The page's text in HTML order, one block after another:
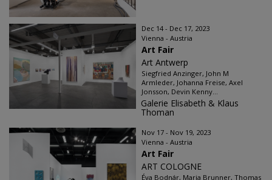
Dec 14 - Dec 17, 2023
Vienna - Austria
Art Fair
Art Antwerp
Siegfried Anzinger, John M
Armleder, Johanna Freise, Axel
Jonsson, Devin Kenny...
Galerie Elisabeth & Klaus
Thoman
Nov 17 - Nov 19, 2023
Vienna - Austria
Art Fair
ART COLOGNE
Éva Bodnár, Maria Brunner, Thomas